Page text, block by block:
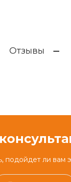
Отзывы
подойдет ли вам